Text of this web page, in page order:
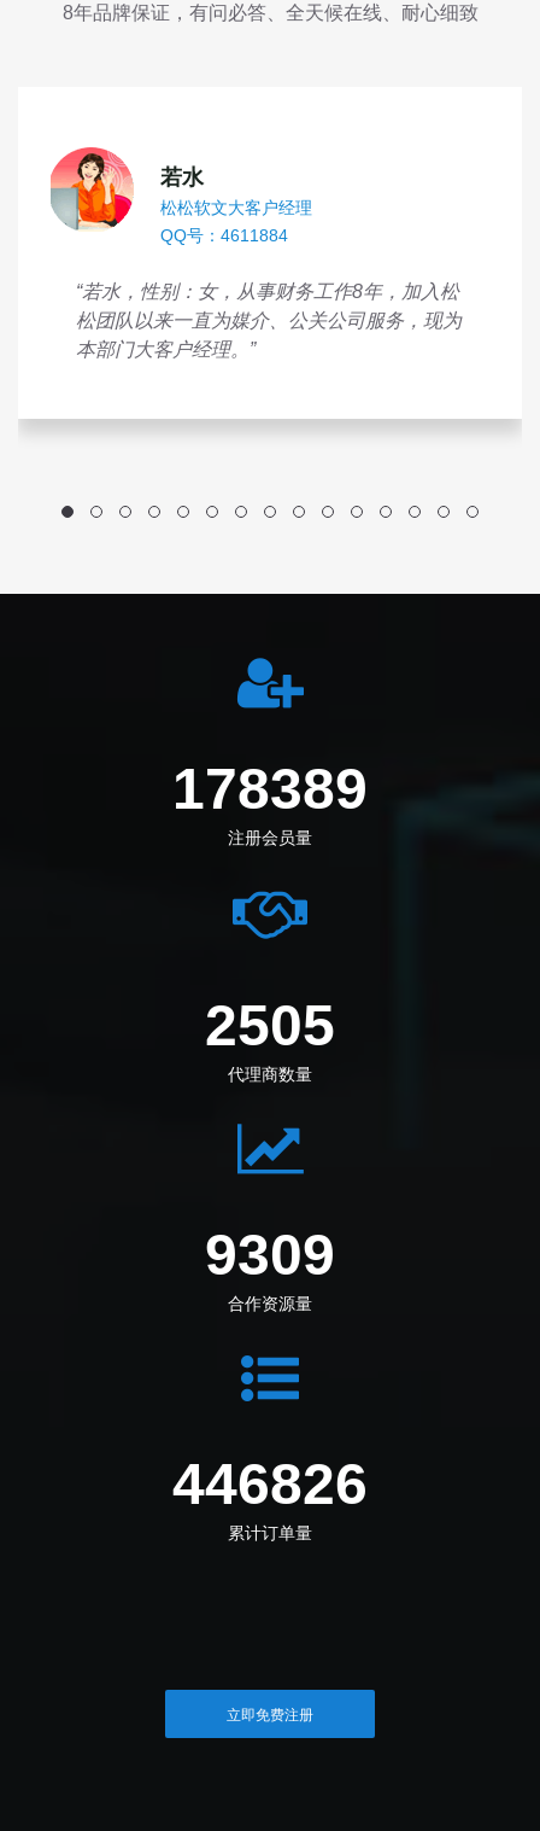
8年品牌保证，有问必答、全天候在线、耐心细致
若水
松松软文大客户经理
QQ号：4611884
“若水，性别：女，从事财务工作8年，加入松
松团队以来一直为媒介、公关公司服务，现为
本部门大客户经理。”
198972
注册会员量
2794
代理商数量
10383
合作资源量
498383
累计订单量
立即免费注册